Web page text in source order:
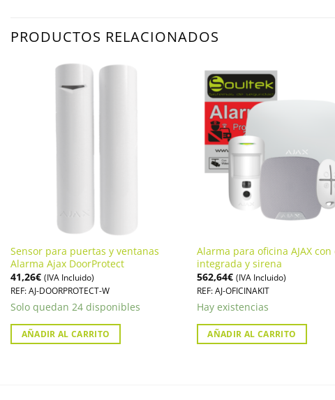
PRODUCTOS RELACIONADOS
Sensor para puertas y ventanas
Alarma Ajax DoorProtect
41,26€ (IVA Incluido)
REF: AJ-DOORPROTECT-W
Solo quedan 24 disponibles
AÑADIR AL CARRITO
Alarma para oficina AJAX con
integrada y sirena
562,64€ (IVA Incluido)
REF: AJ-OFICINAKIT
Hay existencias
AÑADIR AL CARRITO